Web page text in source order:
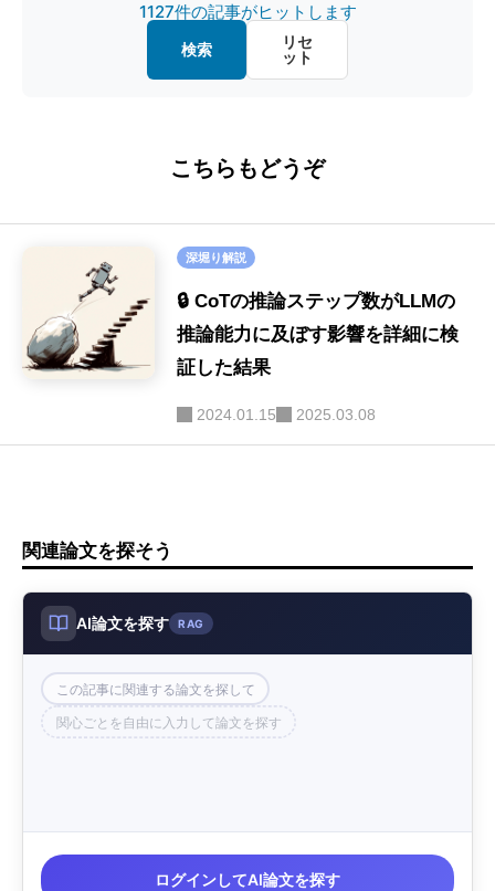
マルチモーダル (26)
ハルシネーション (16)
セキュリティ (16)
画像生成
音声
(20)
1127件の記事がヒットします
検索
リセ
ット
こちらもどうぞ
深堀り解説
🔒 CoTの推論ステップ数がLLMの
推論能力に及ぼす影響を詳細に検
証した結果
2024.01.15 2025.03.08
関連論文を探そう
AI論文を探す RAG
この記事に関連する論文を探して
関心ごとを自由に入力して論文を探す
ログインしてAI論文を探す